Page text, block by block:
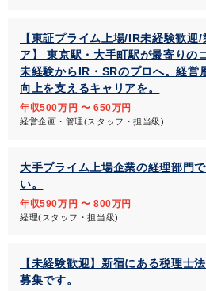
【東証プライム上場/IR未経験歓迎
ア】 東京駅・大手町駅が最寄りの
未経験からIR・SRのプロへ。経営
向上を支えるキャリアを。
年収500万円 〜 650万円
経営企画・管理(スタッフ・担当級)
大手プライム上場企業の経理部門
い。
年収590万円 〜 800万円
経理(スタッフ・担当級)
【未経験歓迎】新宿にある税理士
募集です。